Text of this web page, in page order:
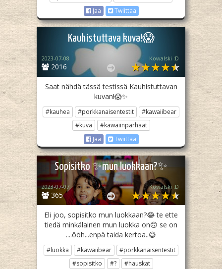
Jaa
Twiittaa
Kauhistuttava kuva!😱
2016
2023-07-08 Kowalski :D
Saat nähdä tässä testissä Kauhistuttavan
kuvan!😱✨️
#kauhea #porkkanaisentestit
#kawaiibear
#kuva
#kawaiinparhaat
Jaa
Twiittaa
Sopisitko ✨️mun luokkaan?✨️
365
2023-07-07 Kowalski :D
Eli joo, sopisitko mun luokkaan?😂 te ette
tiedä minkälainen mun luokka on🙃 se on
....ööh...enpä taida kertoa..😅
#luokka #kawaiibear
#porkkanaisentestit
#sopisitko
#?
#hauskat